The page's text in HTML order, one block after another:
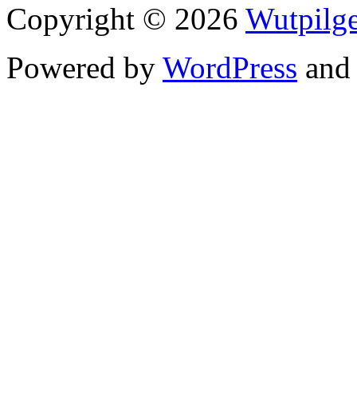
Copyright © 2026
Powered by WordPress